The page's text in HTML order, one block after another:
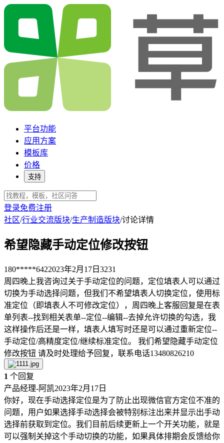
平台功能
应用方案
模板库
价格
支持
登录免费注册
社区/行业交流版块/生产制造版块/讨论详情
希望隐藏手动定位修改按钮
180*****6422023年2月17日 3231
周四晚上我咨询过关于手动定位的问题，定位填表人可以通过
切换为手动选择问题，但我们不希望填表人切换定位，使用标
准定位（即填表人不可修改定位），周四晚上客服回复是在表
单列表--找到相关表单--定位--编辑--去掉允许切换的勾选，我
这样操作后还是一样，填表人填写时还是可以通过重新定位--
手动定位/高精度定位/继续标准定位。 我们希望隐藏手动定位
修改按钮 请及时处理给予回复，联系电话13480826210
1 个回复
产品经理-阿凯2023年2月17日
你好，现在手动选择定位是为了防止出现微信官方定位不准的
问题，用户如果选择手动选择会被特别标注出来并显示出手动
选择前获取到定位。我们目前后续更新上一个开关功能，就是
可以强制关掉这个手动切换的功能，如果具体排期会反馈给你